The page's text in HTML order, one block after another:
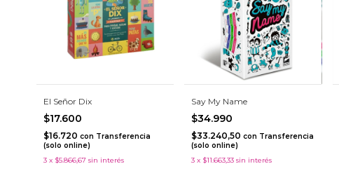
El Señor Dix
$17.600
$16.720 con Transferencia
(solo online)
3 x $5.866,67 sin interés
Say My Name
$34.990
$33.240,50con Transferencia
(solo online)
3 x $11.663,33 sin interés